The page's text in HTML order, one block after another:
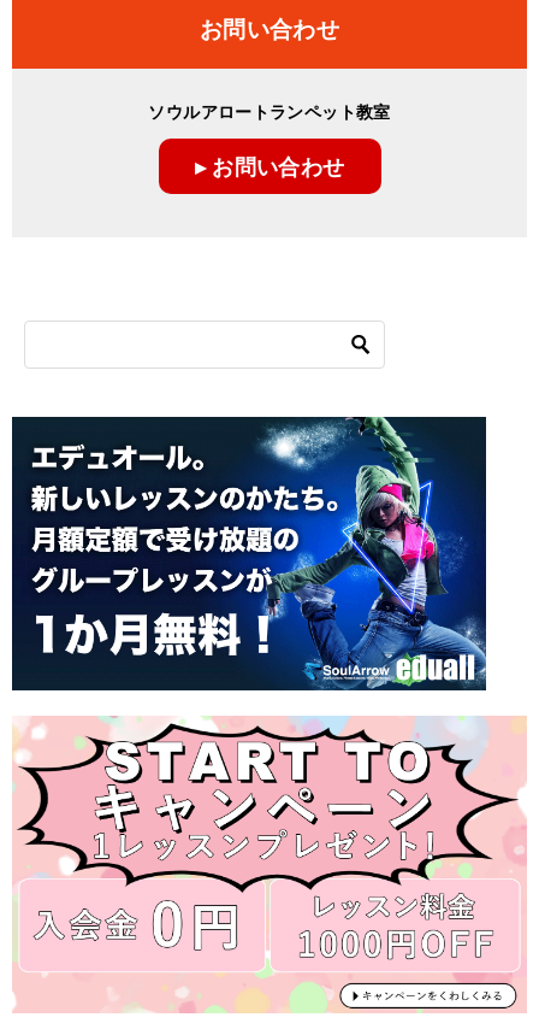
お問い合わせ
ソウルアロートランペット教室
▸ お問い合わせ